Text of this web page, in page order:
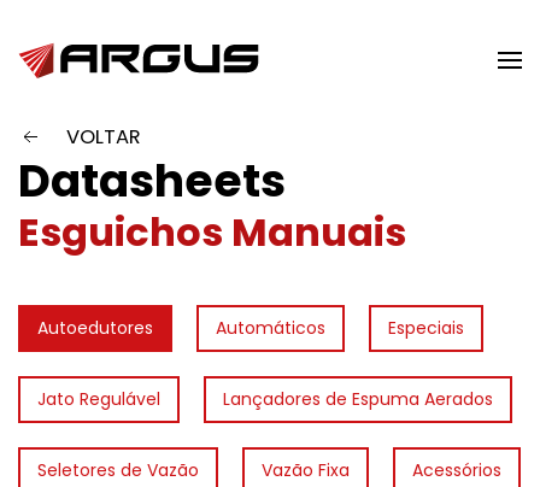
Skip to main content
VOLTAR
Datasheets
Esguichos Manuais
Autoedutores Automáticos Especiais
Jato Regulável Lançadores de Espuma Aerados
Seletores de Vazão Vazão Fixa Acessórios